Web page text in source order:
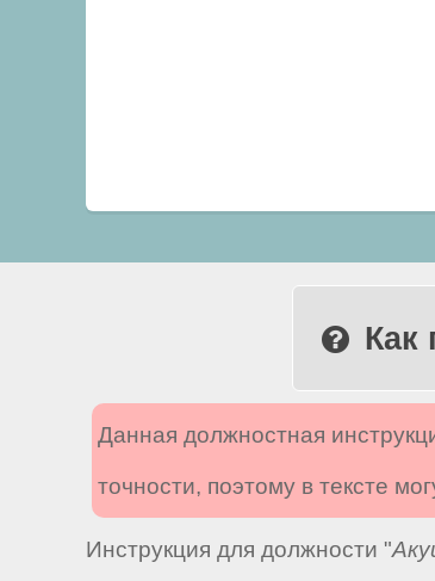
Как
Данная должностная
точности, поэтому в тексте
Инструкция для должности "